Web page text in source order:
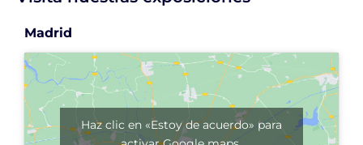
Madrid
Haz clic en «Estoy de acuerdo» para